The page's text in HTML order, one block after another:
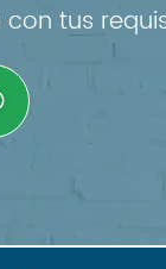
tus